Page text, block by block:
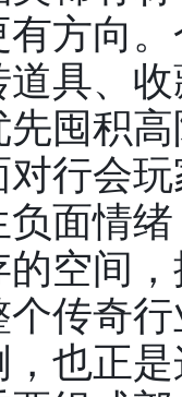
方向
具、
囤积
行会
面情
空间
奇行业
也正